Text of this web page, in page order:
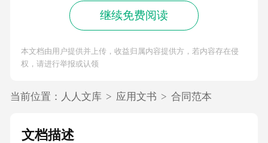
继续免费阅读
本文档由用户提供并上传，收益归属内容提供方，若内容存在侵
权，请进行举报或认领
当前位置： 人人文库 > 应用文书 > 合同范本
文档描述